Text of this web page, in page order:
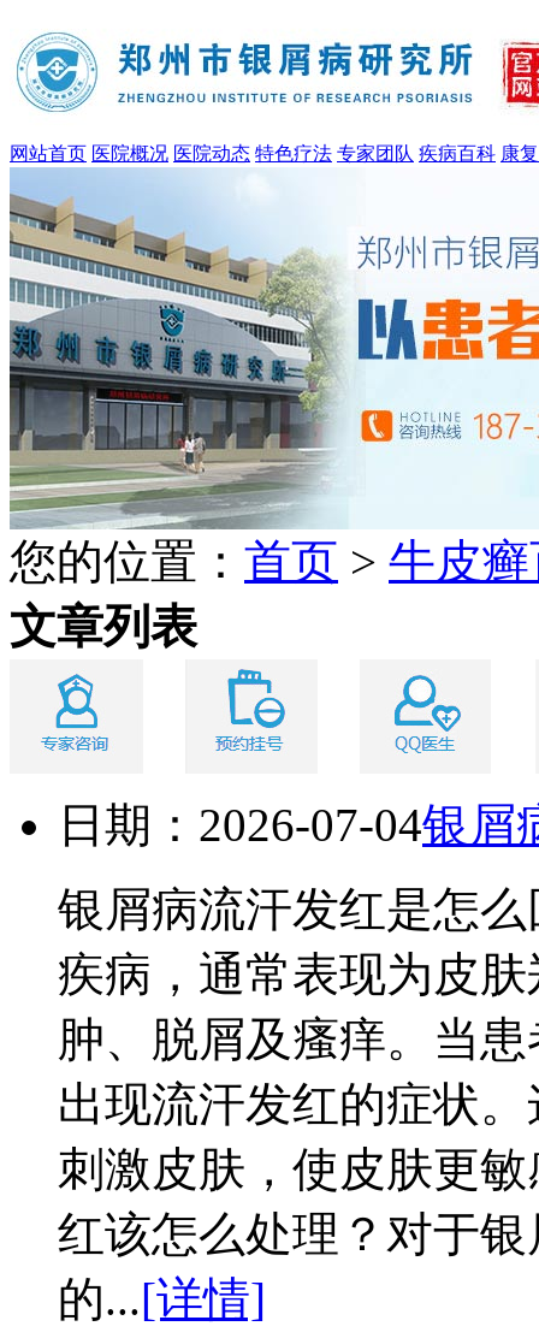
网站首页 医院概况 医院动态 特色疗法 专家团队 疾病百科 康
您的位置： 首页 > 牛皮
文章列表
日期：2026-07-04银屑
银屑病流汗发红是怎
疾病，通常表现为皮
肿、脱屑及瘙痒。当
出现流汗发红的症状
刺激皮肤，使皮肤更
红该怎么处理？对于
的...[详情]